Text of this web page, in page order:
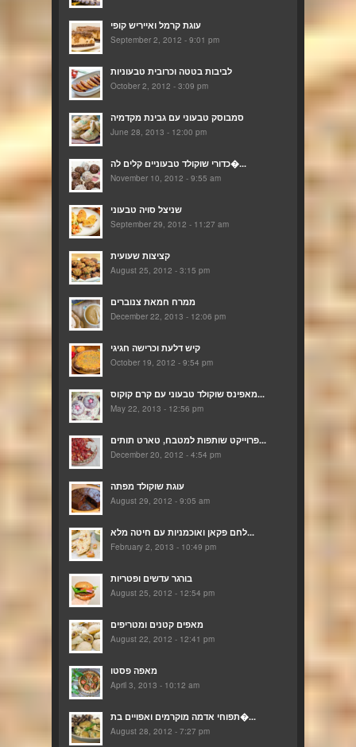
עוגת קרמל ואייריש קופי
September 2, 2012 - 9:01 pm
לביבות בטטה וכרובית טבעוניות
October 2, 2012 - 3:09 pm
סמבוסק טבעוני עם גבינת מקדמיה
June 28, 2013 - 12:00 pm
כדורי שוקולד טבעוניים קלים לה�...
November 10, 2012 - 9:55 am
שניצל סויה טבעוני
September 29, 2012 - 11:27 am
קציצות שעועית
August 25, 2012 - 3:15 pm
ממרח חמאת צנוברים
December 22, 2013 - 12:06 pm
קיש דלעת וכרישה חגיגי
October 19, 2012 - 9:54 pm
מאפינס שוקולד טבעוני עם קרם קוקוס...
May 22, 2013 - 12:56 pm
פרוייקט שותפות למטבח, טארט תותים...
December 20, 2012 - 4:54 pm
עוגת שוקולד מפתה
August 29, 2012 - 9:05 am
לחם פקאן ואוכמניות עם חיטה מלא...
February 2, 2013 - 10:49 pm
בורגר עדשים ופטריות
August 25, 2012 - 12:54 pm
מאפים קטנים ומטריפים
August 22, 2012 - 12:41 pm
מאפה פסטו
April 3, 2013 - 10:12 am
תפוחי אדמה מוקרמים ואפויים בת�...
August 28, 2012 - 7:27 pm